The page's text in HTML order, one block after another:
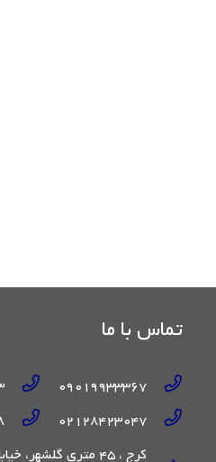
تماس با ما
09019933367
02128423047
کرج ، 45 متری